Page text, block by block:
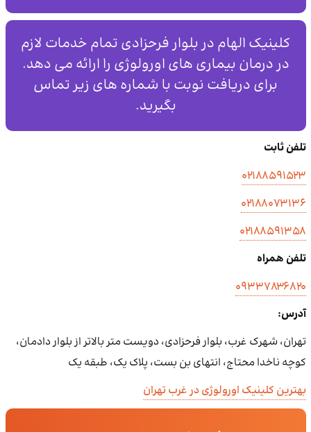
کلینیک الهام در بلوار فرحزادی تمام خدمات لازم
در درمان بیماری های اورولوژی را ارائه می دهد.
برای دریافت نوبت با شماره های زیر تماس
بگیرید.
تلفن ثابت
۰۲۱۸۸۵۹۱۵۲۳
۰۲۱۸۸۰۷۳۱۳۶
۰۲۱۸۸۵۹۱۳۵۸
تلفن همراه
۰۹۳۳۷۸۳۶۸۲۰
آدرس:
تهران، شهرک غرب، بلوار فرحزادی، دویست متر بالاتر از بلوار دادمان،
کوچه ناخدا محتاج، انتهای بن بست، پلاک یک، طبقه یک
بهترین کلینیک اورولوژی در غرب تهران